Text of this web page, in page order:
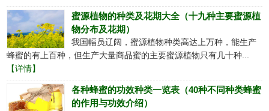
蜜源植物的种类及花期大全（十九种主要蜜源植
物分布及花期）
我国幅员辽阔，蜜源植物种类高达上万种，能生产
蜂蜜的有上百种，但生产大量商品蜜的主要蜜源植物只有几十种...
【详情】
各种蜂蜜的功效种类一览表（40种不同种类蜂蜜
的作用与功效介绍）